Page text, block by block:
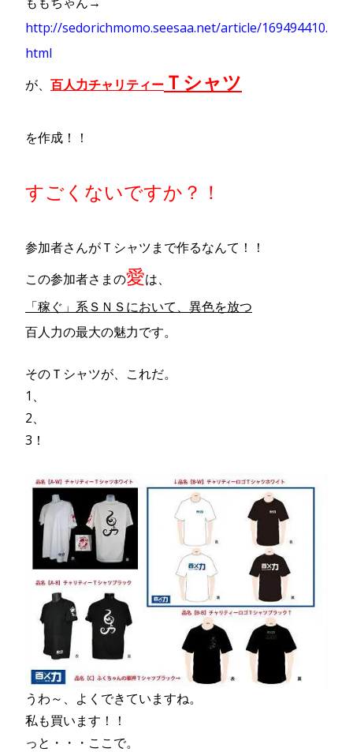
http://sedorichmomo.seesaa.net/article/169494410.
html
が、 百人力チャリティー Ｔシャツ
を作成！！
すごくないですか？！
参加者さんがＴシャツまで作るなんて！！
この参加者さまの愛は、
「稼ぐ」系ＳＮＳにおいて、異色を放つ
百人力の最大の魅力です。
そのＴシャツが、これだ。
1、
2、
3！
うわ～、よくできていますね。
私も買います！！
っと・・・ここで。